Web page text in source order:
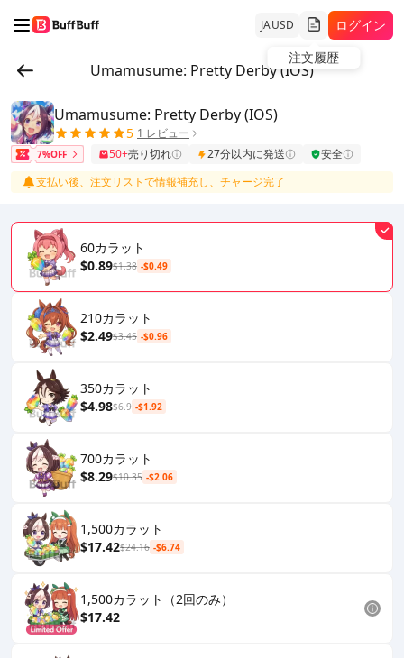
JAUSD
注文履歴
ログイン
Umamusume: Pretty Derby (IOS)
Umamusume: Pretty Derby (IOS)
5 1 レビュー
7%OFF 50+売り切れ 27分以内に発送
安全
支払い後、注文リストで情報補充し、チャージ完了
60カラット
$0.89$1.38 -$0.49
210カラット
$2.49$3.45 -$0.96
350カラット
$4.98$6.9 -$1.92
700カラット
$8.29$10.35 -$2.06
1,500カラット
$17.42$24.16 -$6.74
1,500カラット（2回のみ）
$17.42